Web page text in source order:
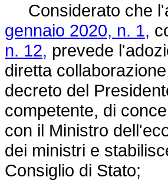
Considerato che
gennaio 2020, n. 1,
n. 12, prevede
diretta
decreto del
competente, di
con il Ministro
dei ministri e
Consiglio di Stato;